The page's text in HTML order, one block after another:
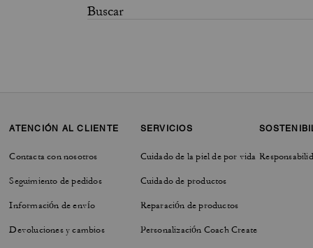
ATENCIÓN AL CLIENTE
Contacta con nosotros
Seguimiento de pedidos
Información de envío
Devoluciones y cambios
SERVICIOS
Cuidado de la piel de por vida
Cuidado de productos
Reparación de productos
Personalización Coach Create